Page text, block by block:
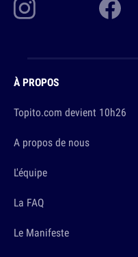
À PROPOS
Topito.com devient 10h26
A propos de nous
L'équipe
La FAQ
Le Manifeste